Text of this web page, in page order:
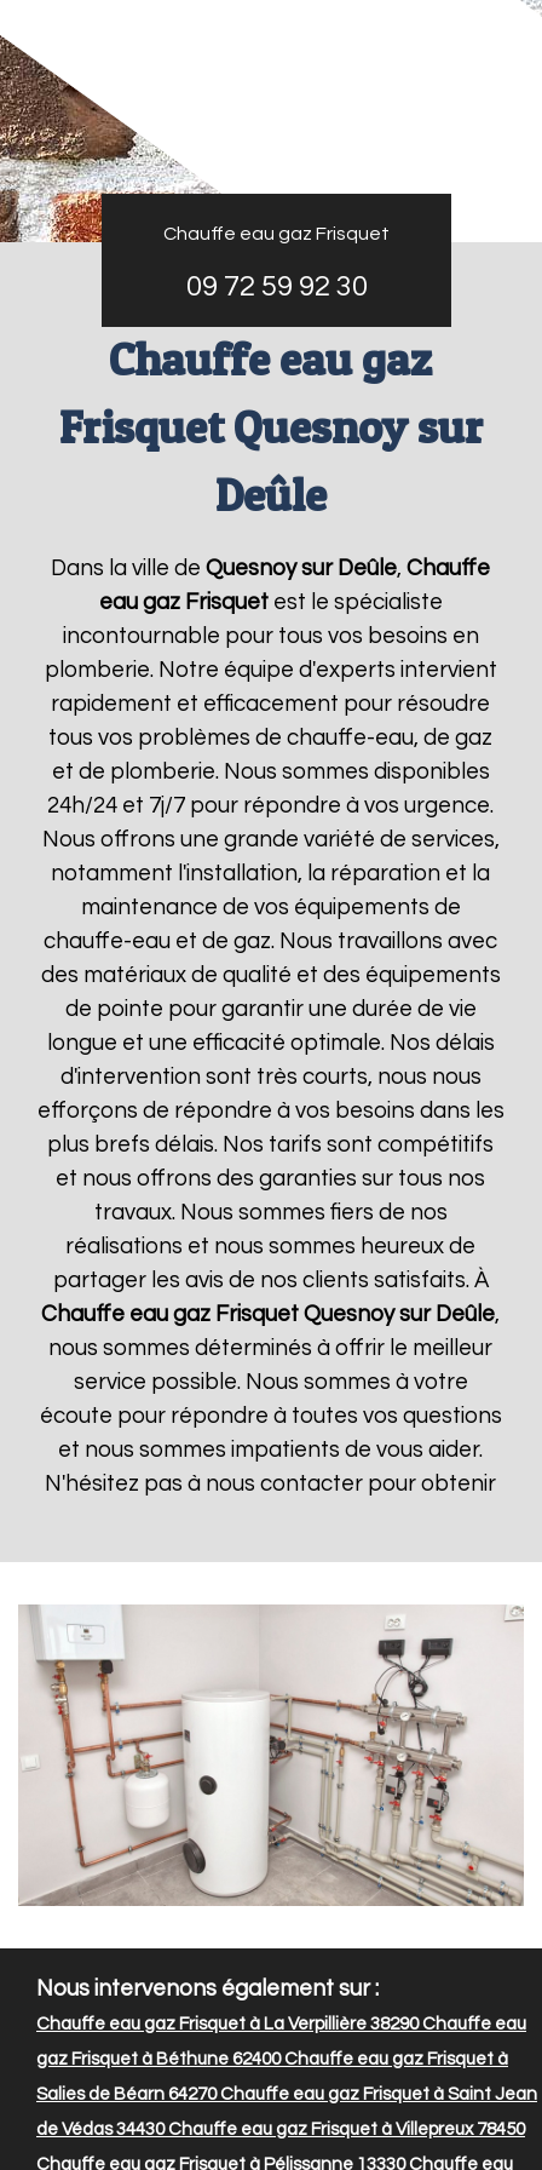
Chauffe eau gaz Frisquet
09 72 59 92 30
Chauffe eau gaz
Frisquet Quesnoy sur
Deûle
Dans la ville deQuesnoy sur Deûle,Chauffe
eau gaz Frisquetest le spécialiste
incontournable pour tous vos besoins en
plomberie. Notre équipe d'experts intervient
rapidement et efficacement pour résoudre
tous vos problèmes de chauffe-eau, de gaz
et de plomberie. Nous sommes disponibles
24h/24 et 7j/7 pour répondre à vos urgence.
Nous offrons une grande variété de services,
notamment l'installation, la réparation et la
maintenance de vos équipements de
chauffe-eau et de gaz. Nous travaillons avec
des matériaux de qualité et des équipements
de pointe pour garantir une durée de vie
longue et une efficacité optimale. Nos délais
d'intervention sont très courts, nous nous
efforçons de répondre à vos besoins dans les
plus brefs délais. Nos tarifs sont compétitifs
et nous offrons des garanties sur tous nos
travaux. Nous sommes fiers de nos
réalisations et nous sommes heureux de
partager les avis de nos clients satisfaits. À
Chauffe eau gaz Frisquet Quesnoy sur Deûle,
nous sommes déterminés à offrir le meilleur
service possible. Nous sommes à votre
écoute pour répondre à toutes vos questions
et nous sommes impatients de vous aider.
N'hésitez pas à nous contacter pour obtenir
Nous intervenons également sur :
Chauffe eau gaz Frisquet à La Verpillière 38290Chauffe eau
gaz Frisquet à Béthune 62400Chauffe eau gaz Frisquet à
Salies de Béarn 64270Chauffe eau gaz Frisquet à Saint Jean
de Védas 34430Chauffe eau gaz Frisquet à Villepreux 78450
Chauffe eau gaz Frisquet à Pélissanne 13330Chauffe eau